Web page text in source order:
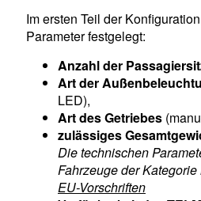
Im ersten Teil der
Parameter festgelegt:
Anzahl der
Art der
LED),
Art des Getriebes
zulässiges
Die technischen
Fahrzeuge der
EU-Vorschriften